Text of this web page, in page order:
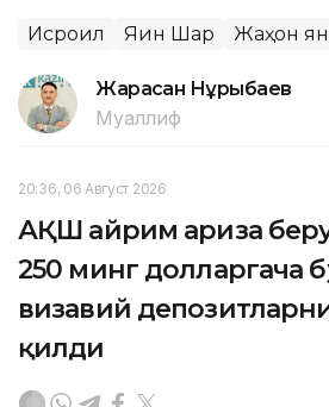
Исроил Яқин Шарқ Жаҳон
Жарасқан Нұрыбаев
Муаллиф
20:36, 06 Август 2026
АҚШ айрим ариза
250 минг долларгача
визавий
қилди